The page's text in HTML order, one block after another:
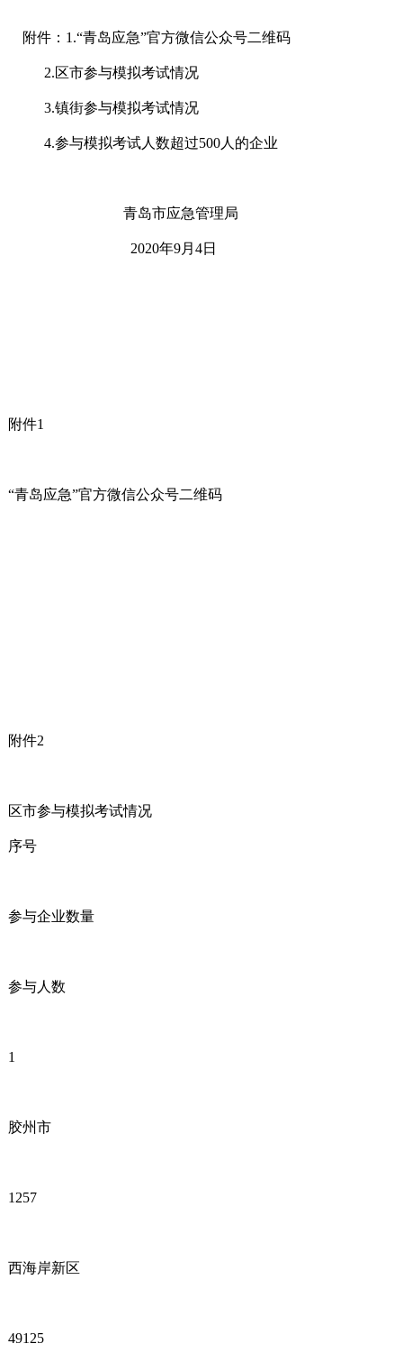
附件：1.“青岛应急”官方微信公众号二维码
2.区市参与模拟考试情况
3.镇街参与模拟考试情况
4.参与模拟考试人数超过500人的企业
青岛市应急管理局
2020年9月4日
附件1
“青岛应急”官方微信公众号二维码
附件2
区市参与模拟考试情况
序号
参与企业数量
参与人数
1
胶州市
1257
西海岸新区
49125